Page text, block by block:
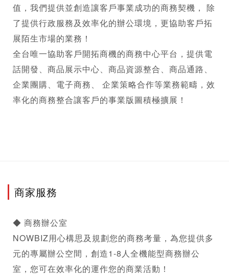
值，我們提供並創造讓客戶事業成功的商務契機， 除
了提供行政服務及效率化的辦公環境，更協助客戶拓
展陌生市場的業務！
全台唯一協助客戶開拓商機的商務中心平台，提供電
話開發、商品展示中心、商品資源整合、商品通路、
企業團購、電子商務、 企業策略合作等業務範疇，效
率化的商務整合讓客戶的事業版圖積極擴展！
商家服務
◆ 商務辦公室
NOWBIZ用心構思及規劃您的商務考量，為您提供多
元的專屬辦公空間，創造1-8人全機能型商務辦公
室，您可在效率化的運作您的商業活動！